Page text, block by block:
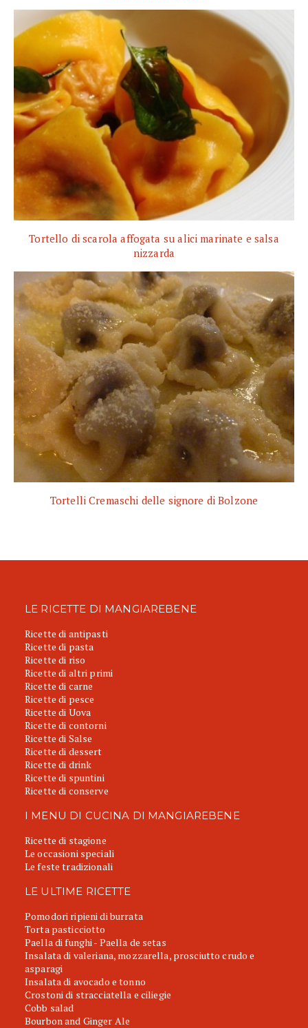
Tortello di scarola affogata su alici marinate e salsa
nizzarda
Tortelli Cremaschi delle signore di Bolzone
LE RICETTE DI MANGIAREBENE
Ricette di antipasti
Ricette di pasta
Ricette di riso
Ricette di altri primi
Ricette di carne
Ricette di pesce
Ricette di Uova
Ricette di contorni
Ricette di Salse
Ricette di dessert
Ricette di drink
Ricette di spuntini
Ricette di conserve
I MENU DI CUCINA DI MANGIAREBENE
Ricette di stagione
Le occasioni speciali
Le feste tradizionali
LE ULTIME RICETTE
Pomodori ripieni di burrata
Torta pasticciotto
Paella di funghi - Paella de setas
Insalata di valeriana, mozzarella, prosciutto crudo e
asparagi
Insalata di avocado e tonno
Crostoni di stracciatella e ciliegie
Cobb salad
Bourbon and Ginger Ale